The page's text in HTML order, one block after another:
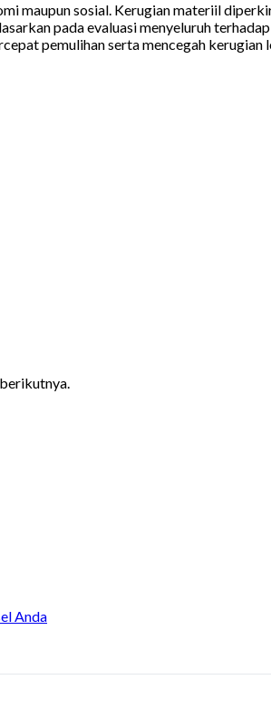
maupun sosial. Kerugian materiil
pada evaluasi menyeluruh
pemulihan serta mencegah kerugian
Anda